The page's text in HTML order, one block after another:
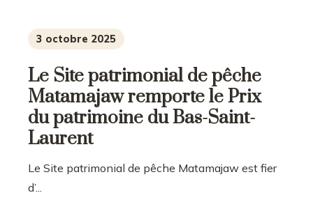
3 octobre 2025
Le Site patrimonial de pêche
Matamajaw remporte le Prix
du patrimoine du Bas-Saint-
Laurent
Le Site patrimonial de pêche Matamajaw est fier
d’...